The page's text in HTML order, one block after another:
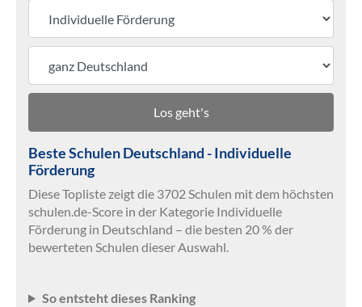
Los geht's
Beste Schulen Deutschland - Individuelle
Förderung
Diese Topliste zeigt die 3702 Schulen mit dem höchsten
schulen.de-Score in der Kategorie Individuelle
Förderung in Deutschland – die besten 20 % der
bewerteten Schulen dieser Auswahl.
So entsteht dieses Ranking